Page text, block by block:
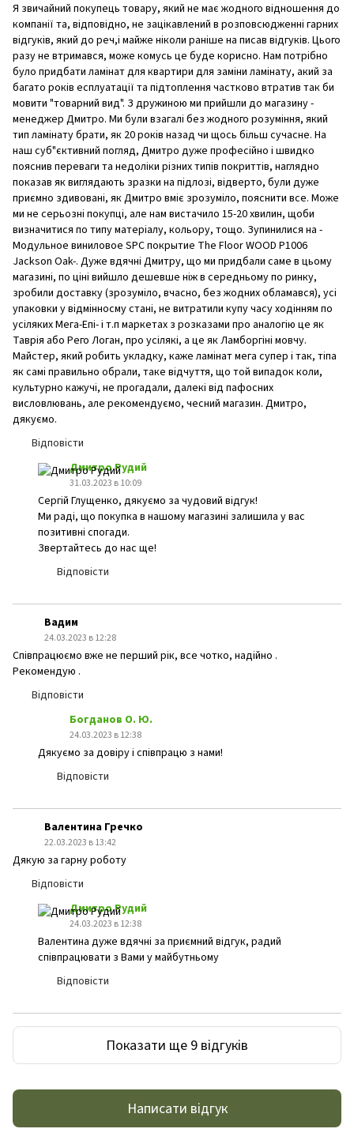
Я звичайний покупець товару, який не має жодного відношення до
компанії та, відповідно, не зацікавлений в розповсюдженні гарних
відгуків, який до реч,і майже ніколи раніше на писав відгуків. Цього
разу не втримався, може комусь це буде корисно. Нам потрібно
було придбати ламінат для квартири для заміни ламінату, акий за
багато років есплуатації та підтоплення частково втратив так би
мовити "товарний вид". З дружиною ми прийшли до магазину -
менеджер Дмитро. Ми були взагалі без жодного розуміння, який
тип ламінату брати, як 20 років назад чи щось більш сучасне. На
наш суб"єктивний погляд, Дмитро дуже професійно і швидко
пояснив переваги та недоліки різних типів покриттів, наглядно
показав як виглядають зразки на підлозі, відверто, були дуже
приємно здивовані, як Дмитро вміє зрозуміло, пояснити все. Може
ми не серьозні покупці, але нам вистачило 15-20 хвилин, щоби
визначитися по типу матеріалу, кольору, тощо. Зупинилися на -
Модульное виниловое SPC покрытие The Floor WOOD P1006
Jackson Oak-. Дуже вдячні Дмитру, що ми придбали саме в цьому
магазині, по ціні вийшло дешевше ніж в середньому по ринку,
зробили доставку (зрозуміло, вчасно, без жодних обламався), усі
упаковки у відмінносму стані, не витратили купу часу ходінням по
усіляких Мега-Епі- і т.п маркетах з розказами про аналогію це як
Таврія або Рего Логан, про усілякі, а це як Ламборгіні мовчу.
Майстер, який робить укладку, каже ламінат мега супер і так, тіпа
як самі правильно обрали, таке відчуття, що той випадок коли,
культурно кажучі, не прогадали, далекі від пафосних
висловлювань, але рекомендуємо, чесний магазин. Дмитро,
дякуємо.
Відповісти
Дмитро Рудий
31.03.2023 в 10:09
Сергій Глущенко, дякуємо за чудовий відгук!
Ми раді, що покупка в нашому магазині залишила у вас
позитивні спогади.
Звертайтесь до нас ще!
Відповісти
Вадим
24.03.2023 в 12:28
Співпрацюємо вже не перший рік, все чотко, надійно .
Рекомендую .
Відповісти
Богданов О. Ю.
24.03.2023 в 12:38
Дякуємо за довіру і співпрацю з нами!
Відповісти
Валентина Гречко
22.03.2023 в 13:42
Дякую за гарну роботу
Відповісти
Дмитро Рудий
24.03.2023 в 12:38
Валентина дуже вдячні за приємний відгук, радий
співпрацювати з Вами у майбутньому
Відповісти
Показати ще 9 відгуків
Написати відгук